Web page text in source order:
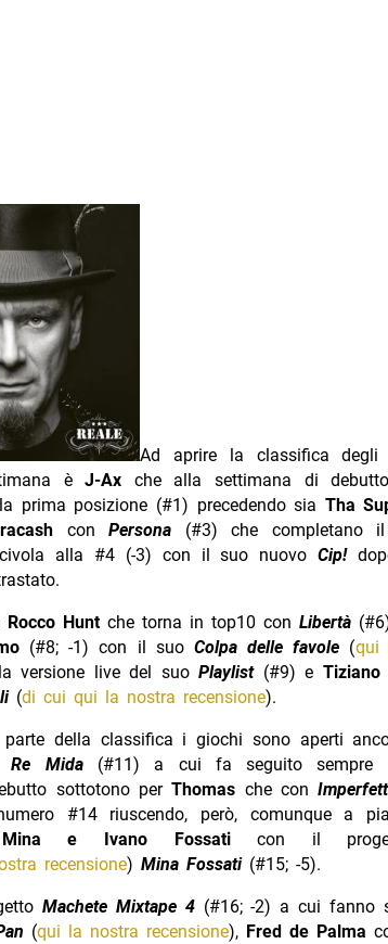
Ad aprire la classifica degli
èJ-Ax che alla settimana di
prima posizione (#1) precedendo sia Tha
conPersona (#3) che completano il
alla #4 (-3) con il suo nuovoCip!
Rocco Hunt che torna in top10 conLibertà
(#8; -1) con il suo Colpa delle favole (qui
versione live del suoPlaylist (#9) e Tiziano
(di cui qui la nostra recensione).
parte della classifica i giochi sono aperti
Re Mida (#11) a cui fa seguito sempre
sottotono perThomas che con
#14 riuscendo, però, comunque a
Mina e Ivano Fossaticon il
recensione) Mina Fossati(#15; -5).
Machete Mixtape 4 (#16; -2) a cui fanno
(qui la nostra recensione), Fred de Palma